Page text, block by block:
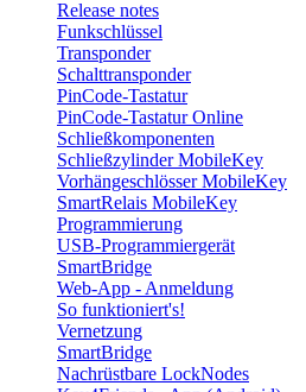
Release notes
Funkschlüssel
Transponder
Schalttransponder
PinCode-Tastatur
PinCode-Tastatur Online
Schließkomponenten
Schließzylinder MobileKey
Vorhängeschlösser MobileKey
SmartRelais MobileKey
Programmierung
USB-Programmiergerät
SmartBridge
Web-App - Anmeldung
So funktioniert's!
Vernetzung
SmartBridge
Nachrüstbare LockNodes